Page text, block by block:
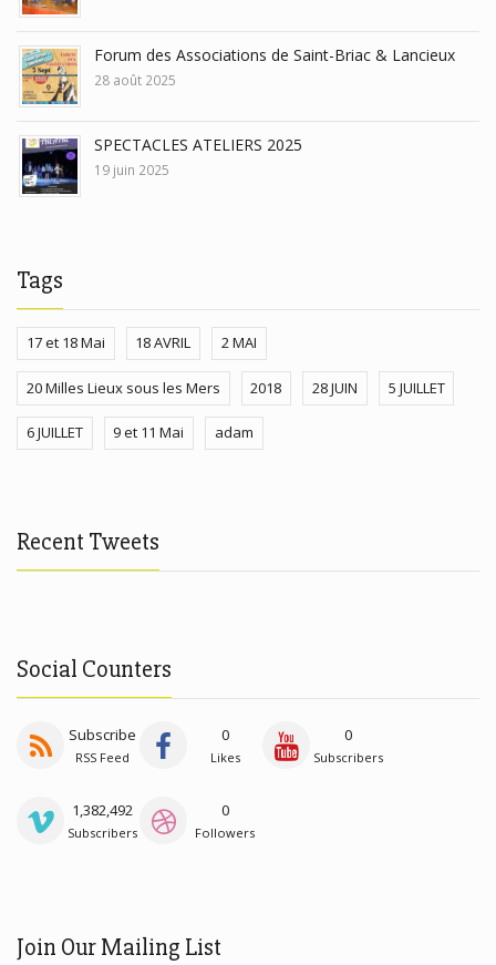
Forum des Associations de Saint-Briac & Lancieux
28 août 2025
SPECTACLES ATELIERS 2025
19 juin 2025
Tags
17 et 18 Mai 18 AVRIL 2 MAI
20 Milles Lieux sous les Mers 2018 28 JUIN 5 JUILLET
6 JUILLET 9 et 11 Mai adam
Recent Tweets
Social Counters
Subscribe
RSS Feed
0
Likes
0
Subscribers
1,382,492
Subscribers
0
Followers
Join Our Mailing List